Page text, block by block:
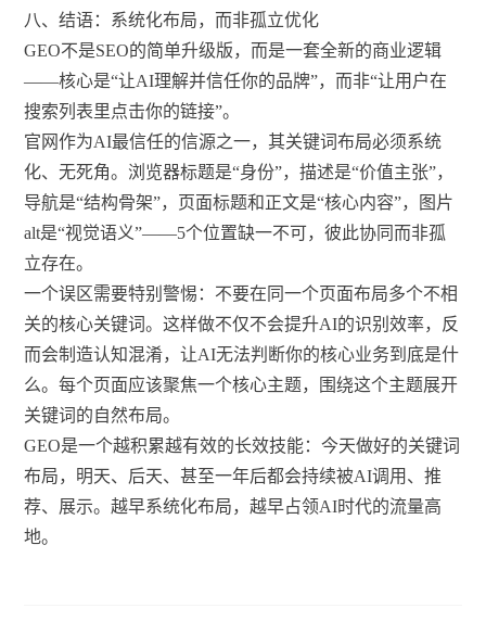
八、结语：系统化布局，而非孤立优化
GEO不是SEO的简单升级版，而是一套全新的商业逻辑
——核心是“让AI理解并信任你的品牌”，而非“让用户在
搜索列表里点击你的链接”。
官网作为AI最信任的信源之一，其关键词布局必须系统
化、无死角。浏览器标题是“身份”，描述是“价值主张”，
导航是“结构骨架”，页面标题和正文是“核心内容”，图片
alt是“视觉语义”——5个位置缺一不可，彼此协同而非孤
立存在。
一个误区需要特别警惕：不要在同一个页面布局多个不相
关的核心关键词。这样做不仅不会提升AI的识别效率，反
而会制造认知混淆，让AI无法判断你的核心业务到底是什
么。每个页面应该聚焦一个核心主题，围绕这个主题展开
关键词的自然布局。
GEO是一个越积累越有效的长效技能：今天做好的关键词
布局，明天、后天、甚至一年后都会持续被AI调用、推
荐、展示。越早系统化布局，越早占领AI时代的流量高
地。